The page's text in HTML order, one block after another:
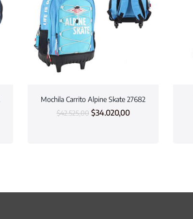
Mochila Carrito Alpine Skate 27682
$42.525,00 $34.020,00